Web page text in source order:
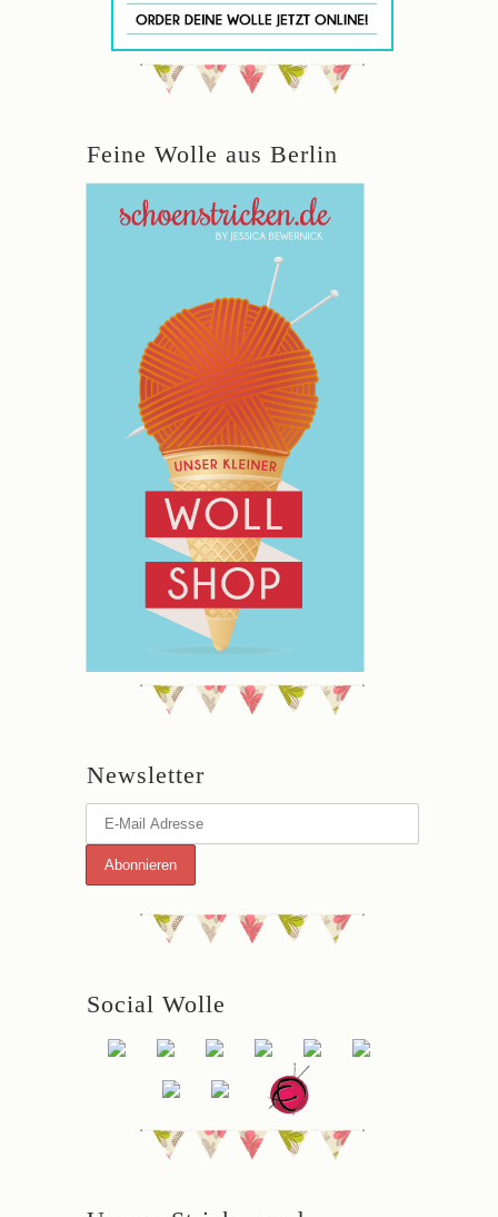
Feine Wolle aus Berlin
Newsletter
Social Wolle